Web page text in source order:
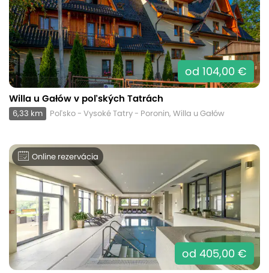
od 104,00 €
Willa u Gałów v poľských Tatrách
6,33 km Poľsko - Vysoké Tatry - Poronin, Willa u Gałów
Online rezervácia
od 405,00 €